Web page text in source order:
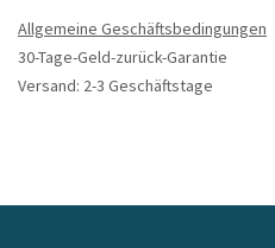
Allgemeine Geschäftsbedingungen
30-Tage-Geld-zurück-Garantie
Versand: 2-3 Geschäftstage